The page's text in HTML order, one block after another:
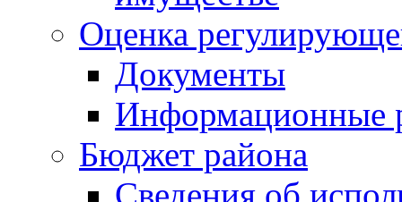
Оценка
Документы
Информационные
Бюджет района
Сведения об